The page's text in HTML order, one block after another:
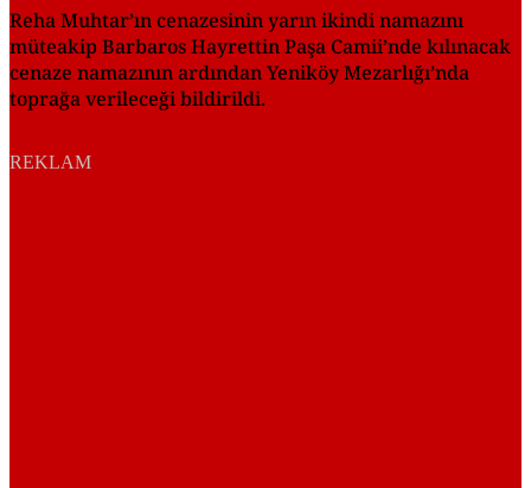
Reha Muhtar’ın cenazesinin yarın ikindi namazını
müteakip Barbaros Hayrettin Paşa Camii’nde kılınacak
cenaze namazının ardından Yeniköy Mezarlığı’nda
toprağa verileceği bildirildi.
REKLAM